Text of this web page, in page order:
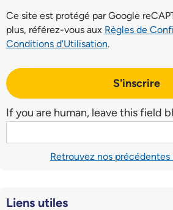
Liens utiles
Ce site est protégé par Google
plus, référez-vous aux Règles de
Conditions d'Utilisation.
S'inscrire
If you are human, leave this field
Retrouvez nos